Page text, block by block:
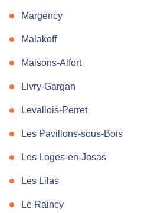
Margency
Malakoff
Maisons-Alfort
Livry-Gargan
Levallois-Perret
Les Pavillons-sous-Bois
Les Loges-en-Josas
Les Lilas
Le Raincy